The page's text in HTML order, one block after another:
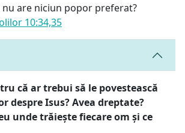
nu are niciun popor preferat?
10:34,35
că ar trebui să le povestească
despre Isus? Avea dreptate?
unde trăiește fiecare om și ce